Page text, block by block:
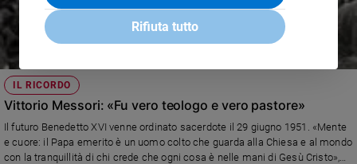
IL RICORDO
Vittorio Messori: «Fu vero teologo e vero pastore»
Il futuro Benedetto XVI venne ordinato sacerdote il 29 giugno 1951. «Mente
e cuore: il Papa emerito è un uomo colto che guarda alla Chiesa e al mondo
con la tranquillità di chi crede che ogni cosa è nelle mani di Gesù Cristo»,
Rifiuta tutto